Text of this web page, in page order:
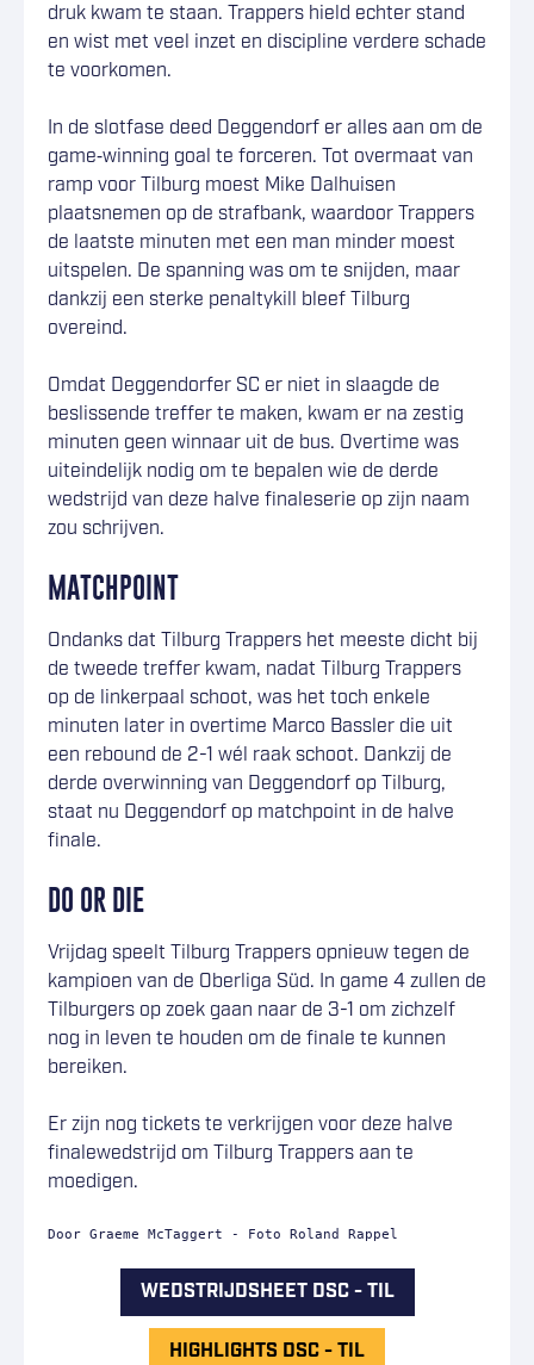
druk kwam te staan. Trappers hield echter stand
en wist met veel inzet en discipline verdere schade
te voorkomen.
In de slotfase deed Deggendorf er alles aan om de
game‑winning goal te forceren. Tot overmaat van
ramp voor Tilburg moest Mike Dalhuisen
plaatsnemen op de strafbank, waardoor Trappers
de laatste minuten met een man minder moest
uitspelen. De spanning was om te snijden, maar
dankzij een sterke penaltykill bleef Tilburg
overeind.
Omdat Deggendorfer SC er niet in slaagde de
beslissende treffer te maken, kwam er na zestig
minuten geen winnaar uit de bus. Overtime was
uiteindelijk nodig om te bepalen wie de derde
wedstrijd van deze halve finaleserie op zijn naam
zou schrijven.
MATCHPOINT
Ondanks dat Tilburg Trappers het meeste dicht bij
de tweede treffer kwam, nadat Tilburg Trappers
op de linkerpaal schoot, was het toch enkele
minuten later in overtime Marco Bassler die uit
een rebound de 2-1 wél raak schoot. Dankzij de
derde overwinning van Deggendorf op Tilburg,
staat nu Deggendorf op matchpoint in de halve
finale.
DO OR DIE
Vrijdag speelt Tilburg Trappers opnieuw tegen de
kampioen van de Oberliga Süd. In game 4 zullen de
Tilburgers op zoek gaan naar de 3-1 om zichzelf
nog in leven te houden om de finale te kunnen
bereiken.
Er zijn nog tickets te verkrijgen voor deze halve
finalewedstrijd om Tilburg Trappers aan te
moedigen.
Door Graeme McTaggert - Foto Roland Rappel
WEDSTRIJDSHEET DSC - TIL
HIGHLIGHTS DSC - TIL